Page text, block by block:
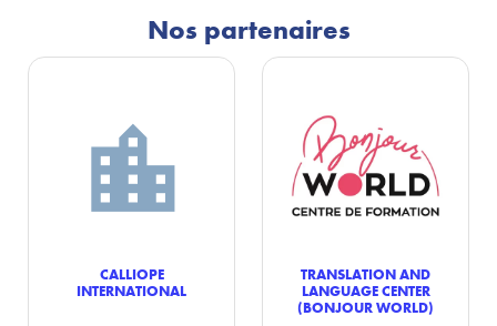
Nos partenaires
CALLIOPE
INTERNATIONAL
TRANSLATION AND
LANGUAGE CENTER
(BONJOUR WORLD)